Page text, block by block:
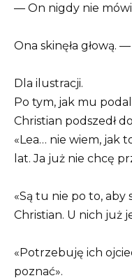
— On nigdy nie
Ona skinęła głową.
Dla ilustracji.
Po tym, jak mu
Christian podszedł
«Lea… nie wiem, jak
lat. Ja już nie chcę
«Są tu nie po to, aby
Christian. U nich już
«Potrzebuję ich
poznać».